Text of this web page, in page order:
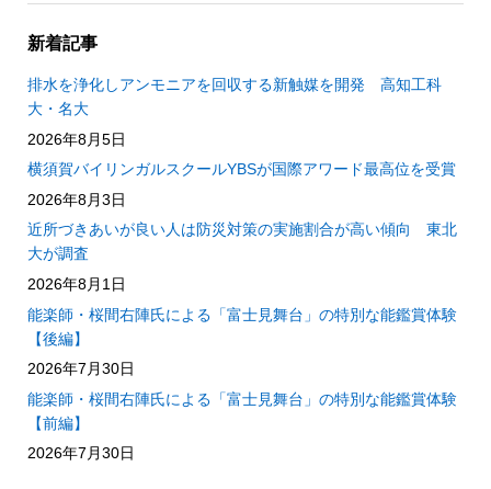
新着記事
排水を浄化しアンモニアを回収する新触媒を開発 高知工科
大・名大
2026年8月5日
横須賀バイリンガルスクールYBSが国際アワード最高位を受賞
2026年8月3日
近所づきあいが良い人は防災対策の実施割合が高い傾向 東北
大が調査
2026年8月1日
能楽師・桜間右陣氏による「富士見舞台」の特別な能鑑賞体験
【後編】
2026年7月30日
能楽師・桜間右陣氏による「富士見舞台」の特別な能鑑賞体験
【前編】
2026年7月30日